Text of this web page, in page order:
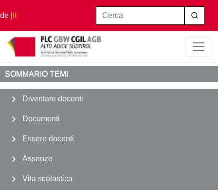
Salta al contenuto principale
de it Cerca
Home Vita Scolastica
SOMMARIO TEMI
Diventare docenti
Documenti
Essere docenti
Assenze
Vita scolastica